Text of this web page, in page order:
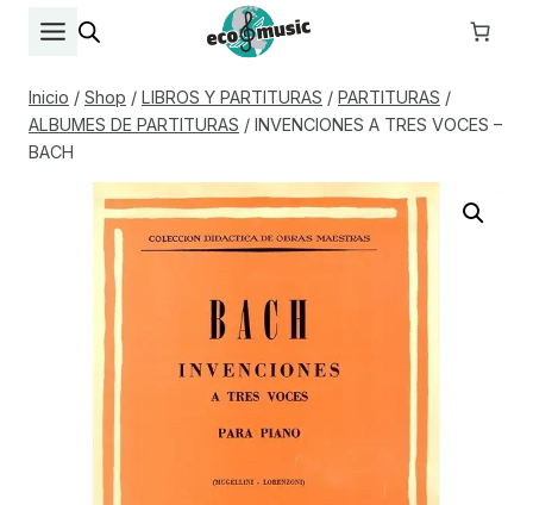
Inicio / Shop / LIBROS Y PARTITURAS / PARTITURAS /
ALBUMES DE PARTITURAS / INVENCIONES A TRES VOCES –
BACH